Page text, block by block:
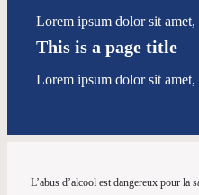
Lorem ipsum dolor sit
This is a page title
Lorem ipsum dolor sit
L’abus d’alcool est dangereux pour la